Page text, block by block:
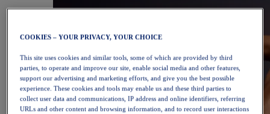
COOKIES – YOUR PRIVACY, YOUR CHOICE
This site uses cookies and similar tools, some of which are provided by third
parties, to operate and improve our site, enable social media and other features,
support our advertising and marketing efforts, and give you the best possible
experience. These cookies and tools may enable us and these third parties to
collect user data and communications, IP address and online identifiers, referring
URLs and other content and browsing information, and to record user interactions